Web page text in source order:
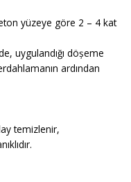
yüzeye göre 2 – 4 kat
uygulandığı döșeme
ardından
temizlenir,